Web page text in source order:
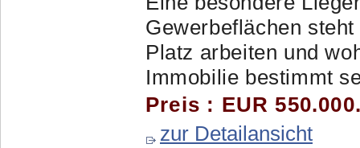
Gewerbeflächen
Platz arbeiten und
Immobilie bestimmt
Preis : EUR
zur Detailansicht